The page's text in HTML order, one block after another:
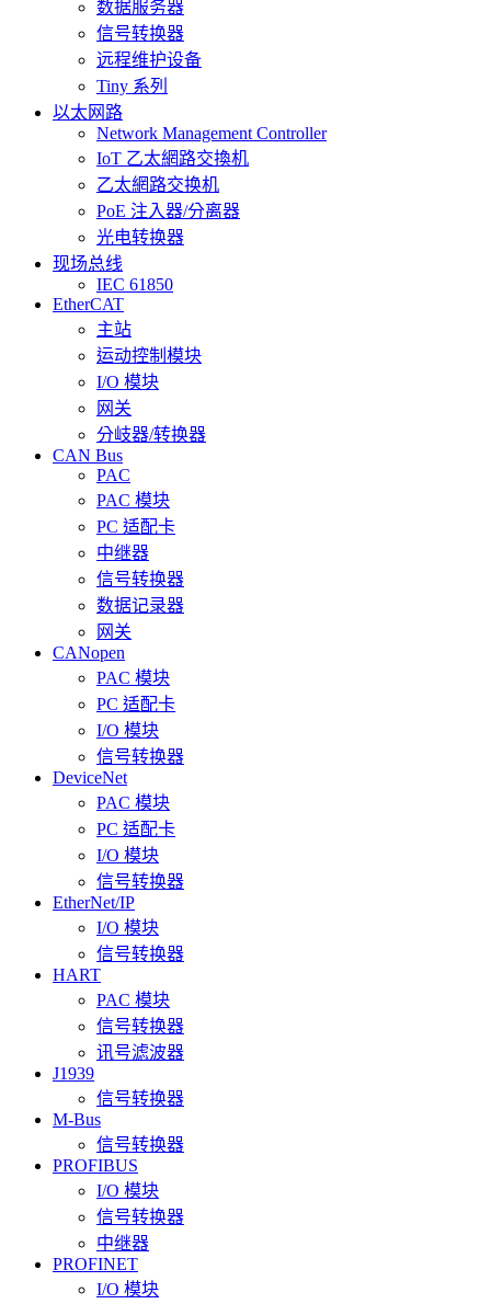
数据服务器
信号转换器
远程维护设备
Tiny 系列
以太网路
Network Management Controller
IoT 乙太網路交換机
乙太網路交换机
PoE 注入器/分离器
光电转换器
现场总线
IEC 61850
EtherCAT
主站
运动控制模块
I/O 模块
网关
分岐器/转换器
CAN Bus
PAC
PAC 模块
PC 适配卡
中继器
信号转换器
数据记录器
网关
CANopen
PAC 模块
PC 适配卡
I/O 模块
信号转换器
DeviceNet
PAC 模块
PC 适配卡
I/O 模块
信号转换器
EtherNet/IP
I/O 模块
信号转换器
HART
PAC 模块
信号转换器
讯号滤波器
J1939
信号转换器
M-Bus
信号转换器
PROFIBUS
I/O 模块
信号转换器
中继器
PROFINET
I/O 模块